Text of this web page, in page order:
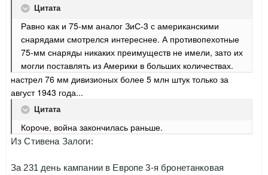
Цитата
Равно как и 75-мм аналог ЗиС-3 с американскими
снарядами смотрелся интереснее. А противопехотные
75-мм снаряды никаких преимуществ не имели, зато их
могли поставлять из Америки в больших количествах.
настрел 76 мм дивизионых более 5 млн штук только за
август 1943 года...
Цитата
Короче, война закончилась раньше.
Из Стивена Залоги:
За 231 день кампании в Европе 3-я бронетанковая